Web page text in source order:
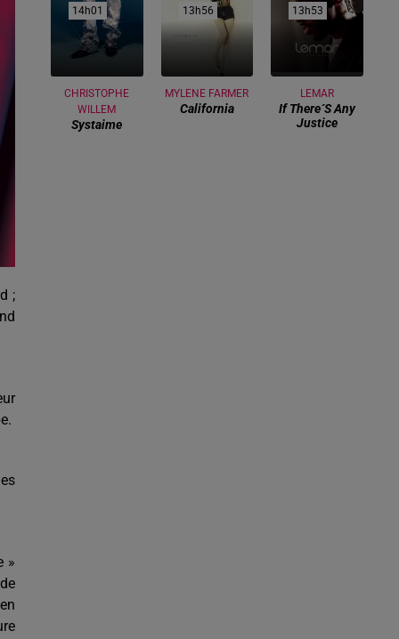
;
»
14h01
14h01
CHRISTOPHE
WILLEM
Systaime
13h56
13h56
MYLENE FARMER
California
13h53
13h53
LEMAR
If There´s Any
Justice